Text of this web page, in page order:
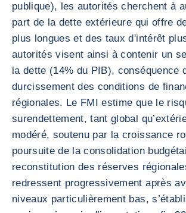
publique), les autorités cherchent à
part de la dette extérieure qui offre
plus longues et des taux d'intérêt
autorités visent ainsi à contenir un
la dette (14% du PIB), conséquence
durcissement des conditions de
régionales. Le FMI estime que le
surendettement, tant global
modéré, soutenu par la croissance
poursuite de la consolidation
reconstitution des réserves
redressent progressivement après
niveaux particulièrement bas,